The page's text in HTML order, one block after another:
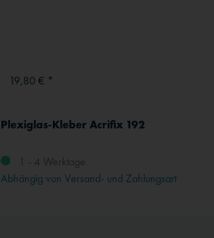
19,80 € *
Plexiglas-Kleber Acrifix 192
1 - 4 Werktage
Abhängig von Versand- und Zahlungsart